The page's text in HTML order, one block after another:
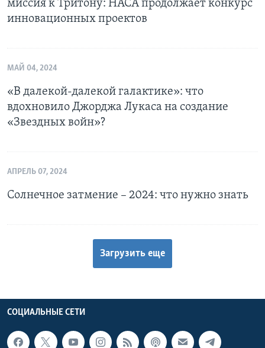
миссия к Тритону: НАСА продолжает конкурс
инновационных проектов
МАЙ 04, 2024
«В далекой-далекой галактике»: что
вдохновило Джорджа Лукаса на создание
«Звездных войн»?
АПРЕЛЬ 07, 2024
Солнечное затмение – 2024: что нужно знать
Загрузить еще
СОЦИАЛЬНЫЕ СЕТИ